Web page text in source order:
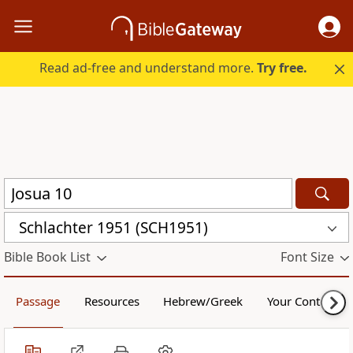
Read ad-free and understand more.Try free.
Schlachter 1951 (SCH1951)
Bible Book List Font Size
Passage Resources Hebrew/Greek Your Content